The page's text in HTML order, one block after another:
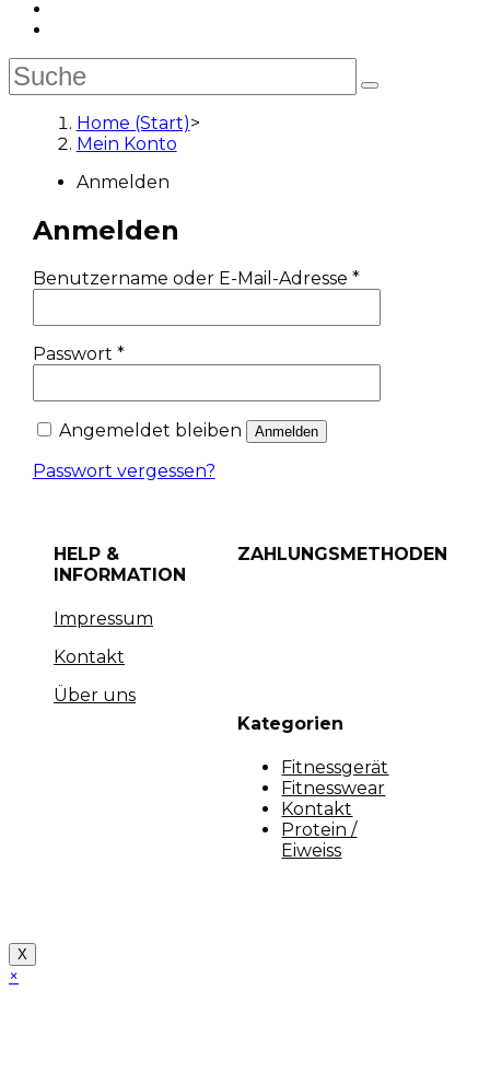
Home (Start)>
Mein Konto
Anmelden
Anmelden
Benutzername oder E-Mail-Adresse *
Passwort *
Angemeldet bleiben Anmelden
Passwort vergessen?
HELP &
INFORMATION
Impressum
Kontakt
Über uns
ZAHLUNGSMETHODEN
Kategorien
Fitnessgerät
Fitnesswear
Kontakt
Protein /
Eiweiss
X
×